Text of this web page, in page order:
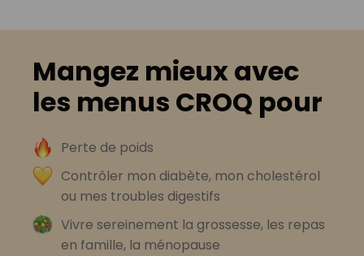
Mangez mieux avec
les menus CROQ pour
Perte de poids
Contrôler mon diabète, mon cholestérol
ou mes troubles digestifs
Vivre sereinement la grossesse, les repas
en famille, la ménopause